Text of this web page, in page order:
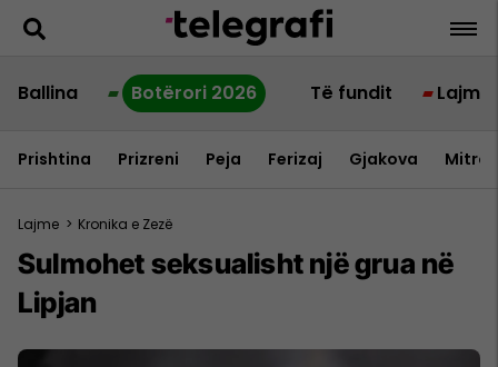
Ballina Botërori 2026 Të fundit Lajme
Prishtina Prizreni Peja Ferizaj Gjakova
Lajme > Kronika e Zezë
Sulmohet seksualisht një grua në
Lipjan